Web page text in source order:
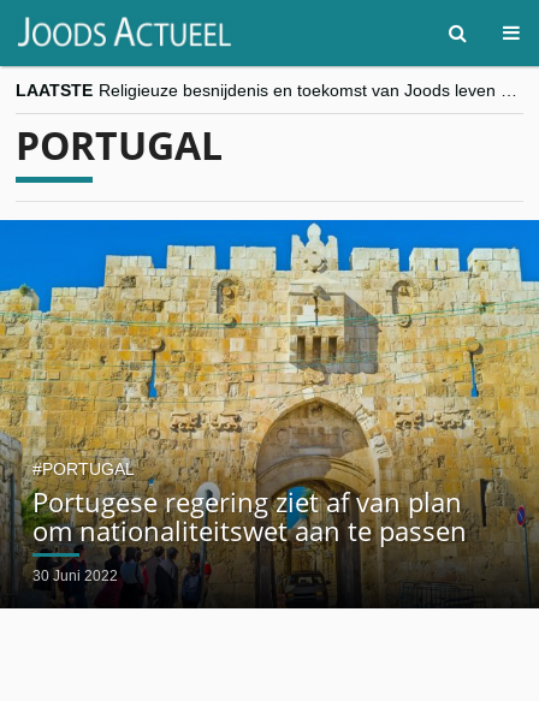
LAATSTE
“Besnijdenisdebat toont hoe moeilijk seculiere Westen minderheden begrijpt”, Jinnih Beels (Vooruit)
PORTUGAL
Portugese regering ziet af van plan
om nationaliteitswet aan te passen
30 Juni 2022
PORTUGAL